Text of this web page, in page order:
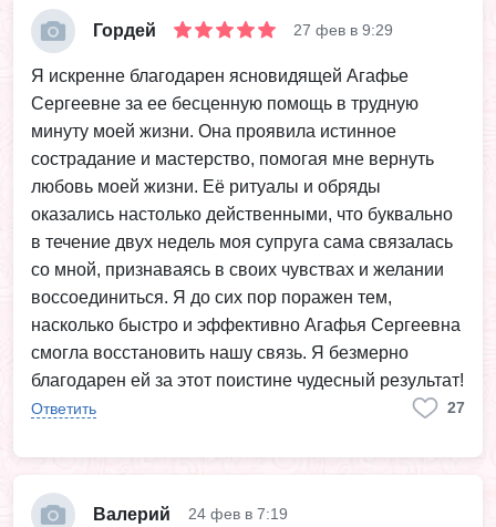
Гордей 27 фев в 9:29
Я искренне благодарен ясновидящей Агафье
Сергеевне за ее бесценную помощь в трудную
минуту моей жизни. Она проявила истинное
сострадание и мастерство, помогая мне вернуть
любовь моей жизни. Её ритуалы и обряды
оказались настолько действенными, что буквально
в течение двух недель моя супруга сама связалась
со мной, признаваясь в своих чувствах и желании
воссоединиться. Я до сих пор поражен тем,
насколько быстро и эффективно Агафья Сергеевна
смогла восстановить нашу связь. Я безмерно
благодарен ей за этот поистине чудесный результат!
Ответить 27
Валерий 24 фев в 7:19